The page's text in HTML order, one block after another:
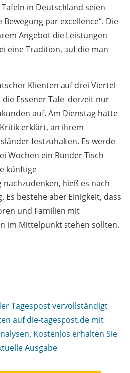
in Deutschland seien
par excellence“. Die
Angebot die Leistungen
eine Tradition, auf die man
Klienten auf drei Viertel
Essener Tafel derzeit nur
auf. Am Dienstag hatte
erklärt, an ihrem
festzuhalten. Es werde
Wochen ein Runder Tisch
künftige
hieß es nach
Es bestehe aber Einigkeit, dass
und Familien mit
im Mittelpunkt stehen sollten.
Tagespost vervollständigt
auf die-tagespost.de mit
Kostenlos erhalten Sie
Ausgabe